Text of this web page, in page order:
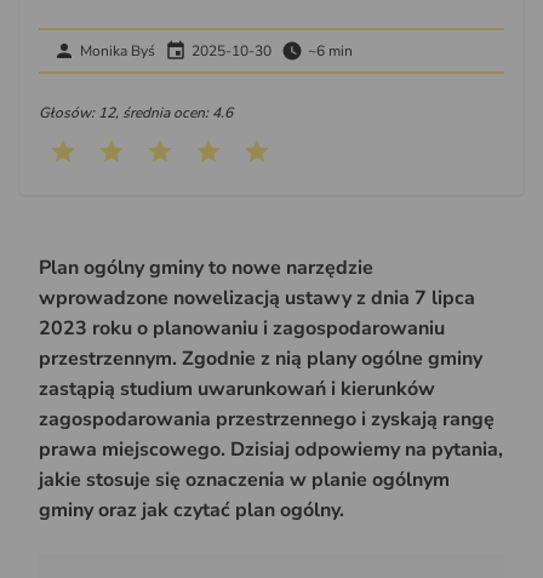
Monika Byś 2025-10-30 ~6 min
Głosów: 12, średnia ocen: 4.6
Plan ogólny gminy to nowe narzędzie
wprowadzone nowelizacją ustawy z dnia 7 lipca
2023 roku o planowaniu i zagospodarowaniu
przestrzennym. Zgodnie z nią plany ogólne gminy
zastąpią studium uwarunkowań i kierunków
zagospodarowania przestrzennego i zyskają rangę
prawa miejscowego. Dzisiaj odpowiemy na pytania,
jakie stosuje się oznaczenia w planie ogólnym
gminy oraz jak czytać plan ogólny.